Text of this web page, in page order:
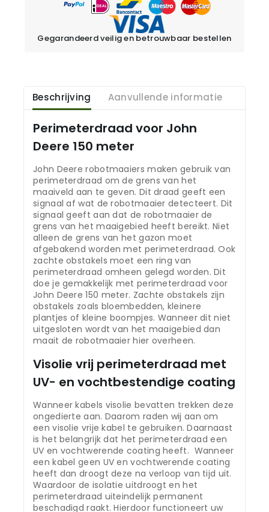
Gegarandeerd veilig en betrouwbaar bestellen
Beschrijving Aanvullende informatie
Perimeterdraad voor John
Deere 150 meter
John Deere robotmaaiers maken gebruik van
perimeterdraad om de grens van het
maaiveld aan te geven. Dit draad geeft een
signaal af wat de robotmaaier detecteert. Dit
signaal geeft aan dat de robotmaaier de
grens van het maaigebied heeft bereikt. Niet
alleen de grens van het gazon moet
afgebakend worden met perimeterdraad. Ook
zachte obstakels moet een ring van
perimeterdraad omheen gelegd worden. Dit
doe je gemakkelijk met perimeterdraad voor
John Deere 150 meter. Zachte obstakels zijn
obstakels zoals bloembedden, kleinere
plantjes of kleine boompjes. Wanneer dit niet
uitgesloten wordt van het maaigebied dan
maait de robotmaaier hier overheen.
Visolie vrij perimeterdraad met
UV- en vochtbestendige coating
Wanneer kabels visolie bevatten trekken deze
ongedierte aan. Daarom raden wij aan om
een visolie vrije kabel te gebruiken. Daarnaast
is het belangrijk dat het perimeterdraad een
UV en vochtwerende coating heeft. Wanneer
een kabel geen UV en vochtwerende coating
heeft dan droogt deze na verloop van tijd uit.
Waardoor de isolatie uitdroogt en het
perimeterdraad uiteindelijk permanent
beschadigd raakt. Hierdoor functioneert uw